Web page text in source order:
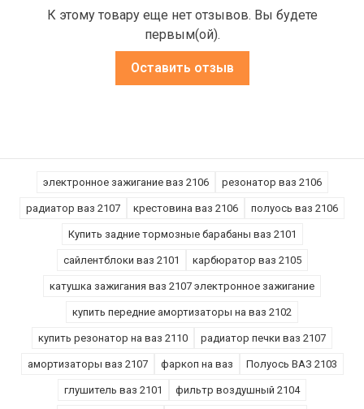
К этому товару еще нет отзывов. Вы будете
первым(ой).
Оставить отзыв
электронное зажигание ваз 2106 резонатор ваз 2106
радиатор ваз 2107 крестовина ваз 2106 полуось ваз 2106
Купить задние тормозные барабаны ваз 2101
сайлентблоки ваз 2101 карбюратор ваз 2105
катушка зажигания ваз 2107 электронное зажигание
купить передние амортизаторы на ваз 2102
купить резонатор на ваз 2110 радиатор печки ваз 2107
амортизаторы ваз 2107 фаркоп на ваз Полуось ВАЗ 2103
глушитель ваз 2101 фильтр воздушный 2104